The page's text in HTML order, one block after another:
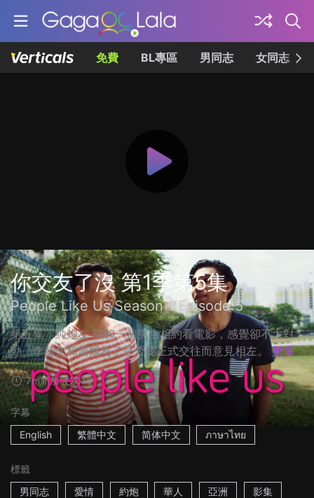
免費 BL專區 男同志 女同志
你交友了沒 第1季第5集
People Like Us Season 1 Episode 5
第五集：純炮友 瑞和一個男生相約看電影，感覺卻不太對
勁。李茲文和喬爾為了是否要正式交往而意見相左。
更多
7m新加坡2016
字幕
English
繁體中文 简体中文 ภาษาไทย
標籤
男同志
愛情 約炮 華人 亞洲 影集